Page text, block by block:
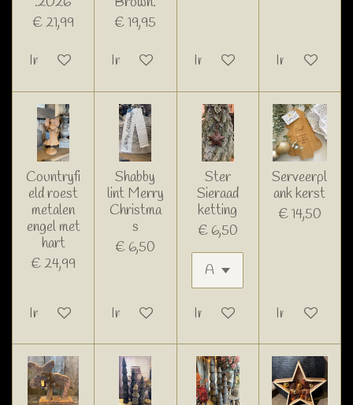
€ 21,99
In winkelwagen
€ 19,95
In winkelwagen In winkelwagen In
Countryfi
eld roest
metalen
engel met
hart
€ 24,99
In winkelwagen
Shabby
lint Merry
Christma
s
€ 6,50
In winkelwagen
Ster
Sieraad
ketting
€ 6,50
In winkelwagen
Serveerpl
ank kerst
€ 14,50
In